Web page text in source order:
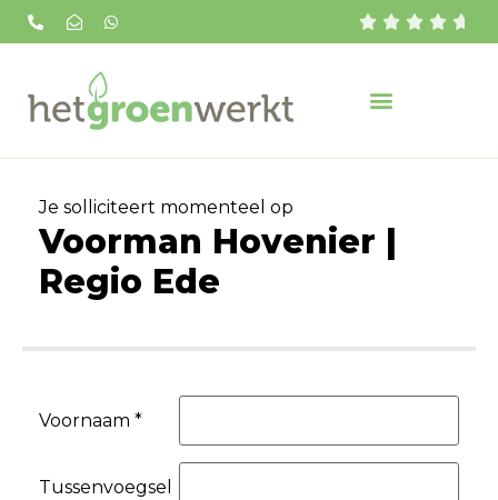
    
Je solliciteert momenteel op
Voorman Hovenier |
Regio Ede
Voornaam *
Tussenvoegsel